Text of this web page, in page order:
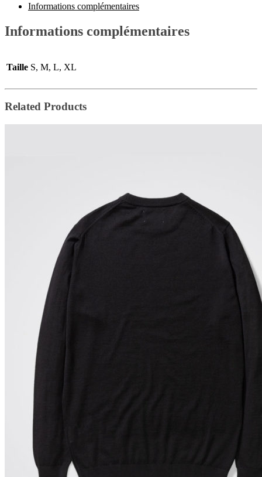
Informations complémentaires
Informations complémentaires
Taille S, M, L, XL
Related Products